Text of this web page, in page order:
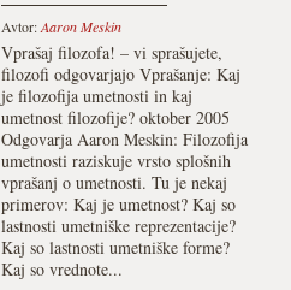
Avtor:Aaron Meskin
Vprašaj filozofa! – vi sprašujete,
filozofi odgovarjajo Vprašanje: Kaj
je filozofija umetnosti in kaj
umetnost filozofije? oktober 2005
Odgovarja Aaron Meskin: Filozofija
umetnosti raziskuje vrsto splošnih
vprašanj o umetnosti. Tu je nekaj
primerov: Kaj je umetnost? Kaj so
lastnosti umetniške reprezentacije?
Kaj so lastnosti umetniške forme?
Kaj so vrednote...